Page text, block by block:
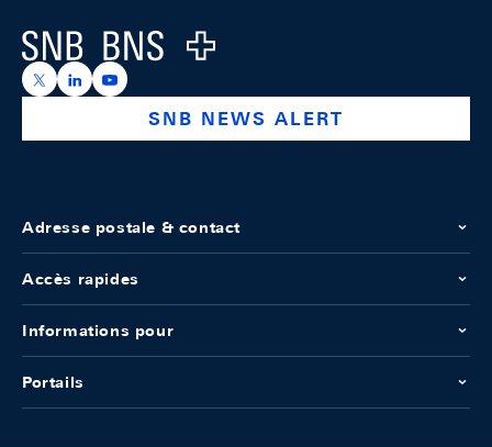
Logo
https://x.com/snb_bns
https://ch.linkedin.com/company/swiss-national-
https://www.youtube.com/@swissnationalbank
SNB NEWS ALERT
Adresse postale & contact
Accès rapides
Informations pour
Portails